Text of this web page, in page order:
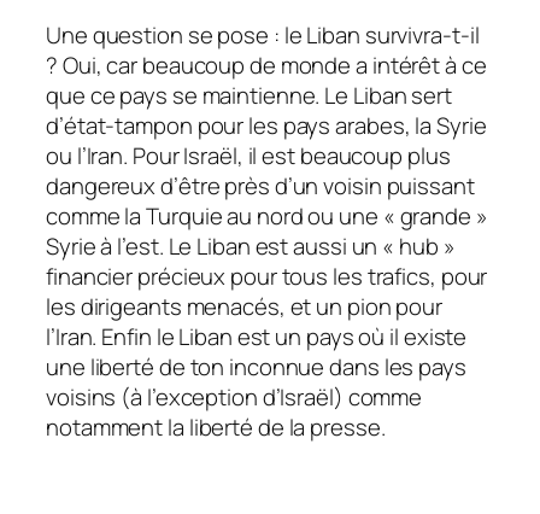
Une question se pose : le Liban survivra-t-il
? Oui, car beaucoup de monde a intérêt à ce
que ce pays se maintienne. Le Liban sert
d’état-tampon pour les pays arabes, la Syrie
ou l’Iran. Pour Israël, il est beaucoup plus
dangereux d’être près d’un voisin puissant
comme la Turquie au nord ou une « grande »
Syrie à l’est. Le Liban est aussi un « hub »
financier précieux pour tous les trafics, pour
les dirigeants menacés, et un pion pour
l’Iran. Enfin le Liban est un pays où il existe
une liberté de ton inconnue dans les pays
voisins (à l’exception d’Israël) comme
notamment la liberté de la presse.